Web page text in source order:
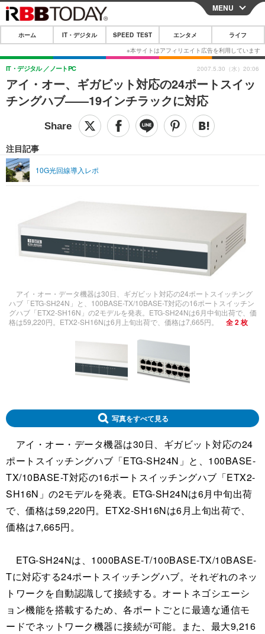
CLOSE
ホーム
IT・デジタル
IT・デジタルTOP スマートフォン
ショッピング その他
SPEED TEST
エンタメTOP 映画・ドラマ
グラビア ブログ
ショッピング
ライフTOP
その他
リリース一覧
MENU
ホーム IT・デジタル SPEED TEST エンタメ ライフ
アイ・オー、ギガビット対応の24ポートスイッ
チングハブ——19インチラックに対応
IT・デジタル ノートPC
注目記事
10G光回線導入レポ
2007.5.30（水）20:06
アイ・オー・データ機器は30日、ギガビット対応の24ポートスイッチング
ハブ「ETG-SH24N」と、100BASE-TX/10BASE-T対応の16ポートスイッチン
グハブ「ETX2-SH16N」の2モデルを発表。ETG-SH24Nは6月中旬出荷で、価
格は59,220円。ETX2-SH16Nは6月上旬出荷で、価格は7,665円。
全 2 枚
写真をすべて見る
アイ・オー・データ機器は30日、ギガビット対応の24
ポートスイッチングハブ「ETG-SH24N」と、100BASE-
TX/10BASE-T対応の16ポートスイッチングハブ「ETX2-
SH16N」の2モデルを発表。ETG-SH24Nは6月中旬出荷
で、価格は59,220円。ETX2-SH16Nは6月上旬出荷で、
価格は7,665円。
ETG-SH24Nは、1000BASE-T/100BASE-TX/10BASE-
Tに対応する24ポートスイッチングハブ。それぞれのネッ
トワークを自動認識して接続する。オートネゴシエーシ
ョン機能を搭載するため、各ポートごとに最適な通信モ
ードでネットワーク機器に接続が可能。また、最大9,216